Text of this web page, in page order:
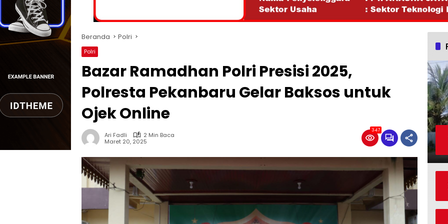
Beranda Polri
Polri
Bazar Ramadhan Polri Presisi 2025,
Polresta Pekanbaru Gelar Baksos untuk
Ojek Online
Ari Fadli
2 Min Baca
Maret 20, 2025
347